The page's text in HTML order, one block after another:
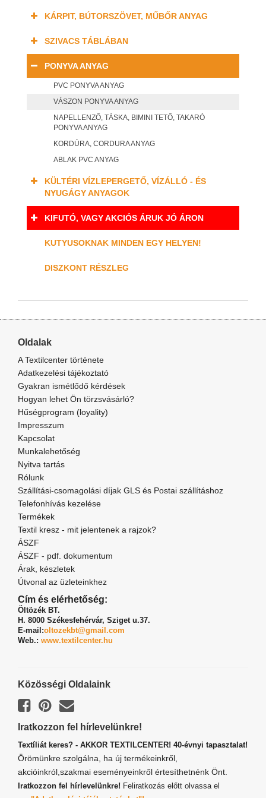
KÁRPIT, BÚTORSZÖVET, MŰBŐR ANYAG
SZIVACS TÁBLÁBAN
PONYVA ANYAG
PVC PONYVA ANYAG
VÁSZON PONYVA ANYAG
NAPELLENZŐ, TÁSKA, BIMINI TETŐ, TAKARÓ
PONYVA ANYAG
KORDÚRA, CORDURA ANYAG
ABLAK PVC ANYAG
KÜLTÉRI VÍZLEPERGETŐ, VÍZÁLLÓ - ÉS
NYUGÁGY ANYAGOK
KIFUTÓ, VAGY AKCIÓS ÁRUK JÓ ÁRON
KUTYUSOKNAK MINDEN EGY HELYEN!
DISZKONT RÉSZLEG
Oldalak
A Textilcenter története
Adatkezelési tájékoztató
Gyakran ismétlődő kérdések
Hogyan lehet Ön törzsvásárló?
Hűségprogram (loyality)
Impresszum
Kapcsolat
Munkalehetőség
Nyitva tartás
Rólunk
Szállítási-csomagolási díjak GLS és Postai szállításhoz
Telefonhívás kezelése
Termékek
Textil kresz - mit jelentenek a rajzok?
ÁSZF
ÁSZF - pdf. dokumentum
Árak, készletek
Útvonal az üzleteinkhez
Cím és elérhetőség:
Öltözék BT.
H. 8000 Székesfehérvár, Sziget u.37.
E-mail:oltozekbt@gmail.com
Web.: www.textilcenter.hu
Közösségi Oldalaink
Iratkozzon fel hírlevelünkre!
Textíliát keres? - AKKOR TEXTILCENTER! 40-évnyi tapasztalat!
Örömünkre szolgálna, ha új termékeinkről,
akcióinkról,szakmai eseményeinkről értesíthetnénk Önt.
Iratkozzon fel hírlevelünkre! Feliratkozás előtt olvassa el